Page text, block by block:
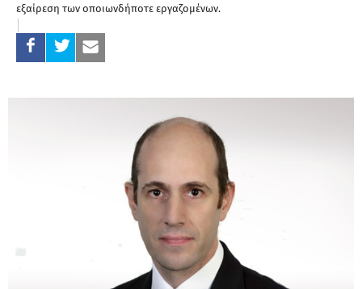
εξαίρεση των οποιωνδήποτε εργαζομένων.